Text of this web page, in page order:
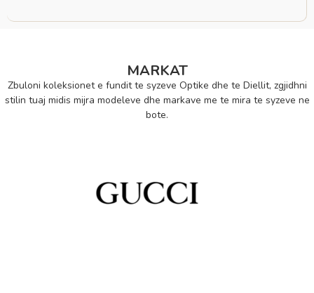
MARKAT
Zbuloni koleksionet e fundit te syzeve Optike dhe te Diellit, zgjidhni
stilin tuaj midis mijra modeleve dhe markave me te mira te syzeve ne
bote.